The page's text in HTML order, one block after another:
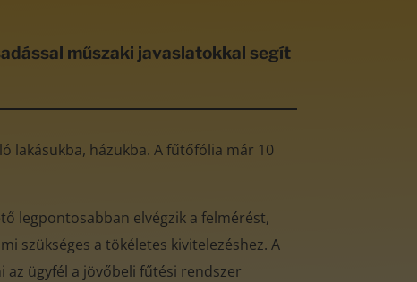
műszaki javaslatokkal segít
lakásukba, házukba. A fűtőfólia már 10
legpontosabban elvégzik a felmérést,
szükséges a tökéletes kivitelezéshez. A
az ügyfél a jövőbeli fűtési rendszer